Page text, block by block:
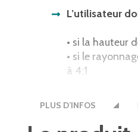
L’utilisateur
• si la hauteur
• si le
à 4:1
• lors de
PLUS D’INFOS